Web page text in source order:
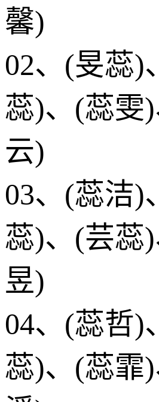
馨)
02、(旻蕊)
蕊)、(蕊雯
云)
03、(蕊洁)
蕊)、(芸蕊
昱)
04、(蕊哲)
蕊)、(蕊霏